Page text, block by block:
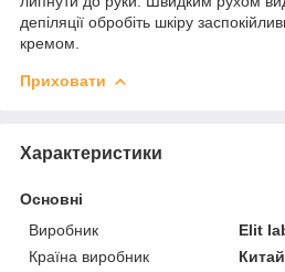
депіляції обробіть шкіру
кремом.
Приховати
Характеристики
Основні
Виробник
Elit
Країна виробник
Китай